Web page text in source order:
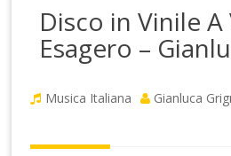
Disco in Vinile
Esagero –
Musica Italiana Gianluca